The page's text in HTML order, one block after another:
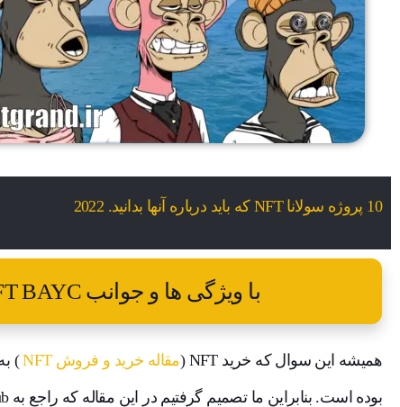
10 پروژه سولانا NFT که باید درباره آنها بدانید. 2022
با ویژگی ها و جوانب NFT BAYC بیشتر آشنا شوید!
همیشه این سوال که خرید NFT ( مقاله خرید و فروش NFT )
بوده است. بنابراین ما تصمیم گرفتیم در این مقاله که راجع به Bored Ape Yacht Club (